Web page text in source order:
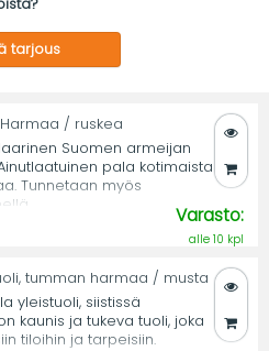
tarjous
/ ruskea
Suomen armeijan
pala kotimaista
Tunnetaan myös
Varasto:
alle 10 kpl
tumman harmaa / musta
yleistuoli, siistissä
kaunis ja tukeva tuoli, joka
tiloihin ja tarpeisiin.